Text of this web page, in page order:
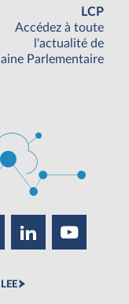
LCP
Accédez à toute
l'actualité de
Parlementaire